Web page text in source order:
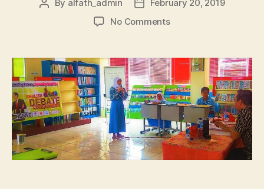
By alfath_admin
February 20, 2019
No Comments